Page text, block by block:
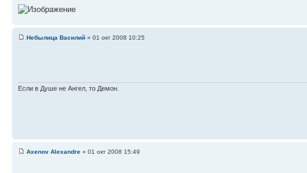
Небылица Василий » 01 окт 2008 10:25
Если в Душе не Ангел, то Демон.
Axenov Alexandre » 01 окт 2008 15:49